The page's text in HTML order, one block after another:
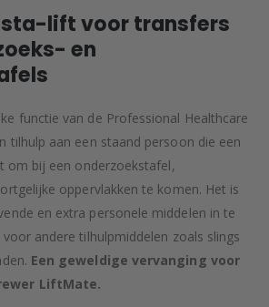
sta-lift voor transfers
en
functie van de Professional Healthcare
tilhulp aan een staand persoon die een
om bij een onderzoekstafel,
oppervlakken te komen. Het is
en extra personele middelen in te
andere tilhulpmiddelen zoals slings
Een geweldige vervanging voor
LiftMate.